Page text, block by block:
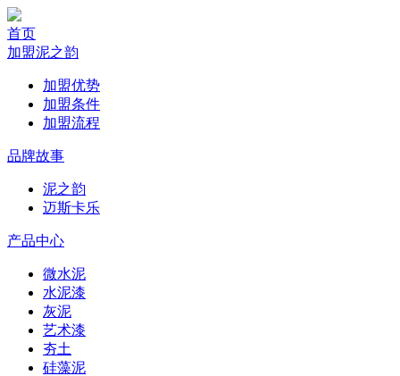
首页
加盟泥之韵
加盟优势
加盟条件
加盟流程
品牌故事
泥之韵
迈斯卡乐
产品中心
微水泥
水泥漆
灰泥
艺术漆
夯土
硅藻泥